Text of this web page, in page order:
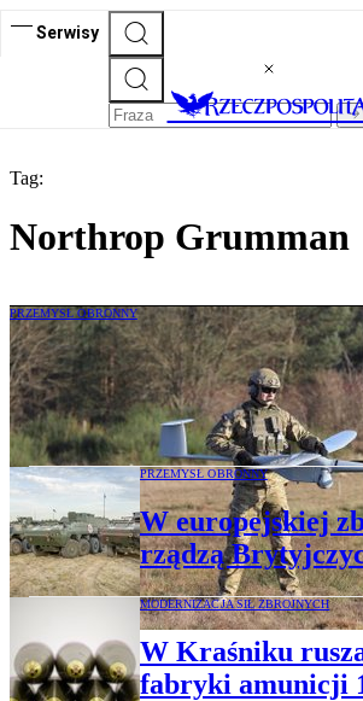
Serwisy
Tag:
Northrop Grumman
PRZEMYSŁ OBRONNY
Zbrojeniówka rozgrzała
polskiej Grupy WB może
mld zł
PRZEMYSŁ OBRONNY
W europejskiej
rządzą
MODERNIZACJA SIŁ ZBROJNYCH
W Kraśniku
fabryki amunicji